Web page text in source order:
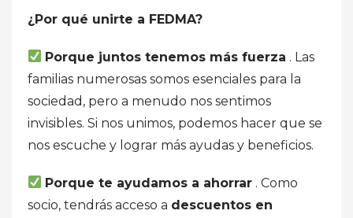
¿Por qué unirte a FEDMA?
Porque juntos tenemos más fuerza . Las
familias numerosas somos esenciales para la
sociedad, pero a menudo nos sentimos
invisibles. Si nos unimos, podemos hacer que se
nos escuche y lograr más ayudas y beneficios.
Porque te ayudamos a ahorrar . Como
socio, tendrás acceso a descuentos en